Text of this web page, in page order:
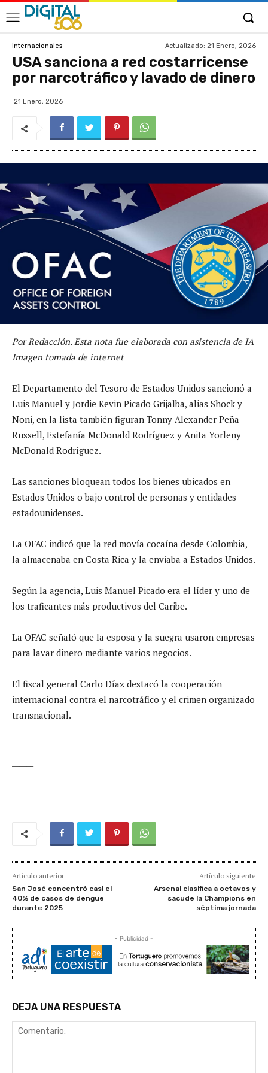
Internacionales Actualizado: 21 Enero, 2026
USA sanciona a red costarricense
por narcotráfico y lavado de dinero
21 Enero, 2026
Por Redacción. Esta nota fue elaborada con asistencia de IA
Imagen tomada de internet
El Departamento del Tesoro de Estados Unidos sancionó a
Luis Manuel y Jordie Kevin Picado Grijalba, alias Shock y
Noni, en la lista también figuran Tonny Alexander Peña
Russell, Estefanía McDonald Rodríguez y Anita Yorleny
McDonald Rodríguez.
Las sanciones bloquean todos los bienes ubicados en
Estados Unidos o bajo control de personas y entidades
estadounidenses.
La OFAC indicó que la red movía cocaína desde Colombia,
la almacenaba en Costa Rica y la enviaba a Estados Unidos.
Según la agencia, Luis Manuel Picado era el líder y uno de
los traficantes más productivos del Caribe.
La OFAC señaló que la esposa y la suegra usaron empresas
para lavar dinero mediante varios negocios.
El fiscal general Carlo Díaz destacó la cooperación
internacional contra el narcotráfico y el crimen organizado
transnacional.
Artículo anterior
San José concentró casi el
40% de casos de dengue
durante 2025
Artículo siguiente
Arsenal clasifica a octavos y
sacude la Champions en
séptima jornada
- Publicidad -
DEJA UNA RESPUESTA